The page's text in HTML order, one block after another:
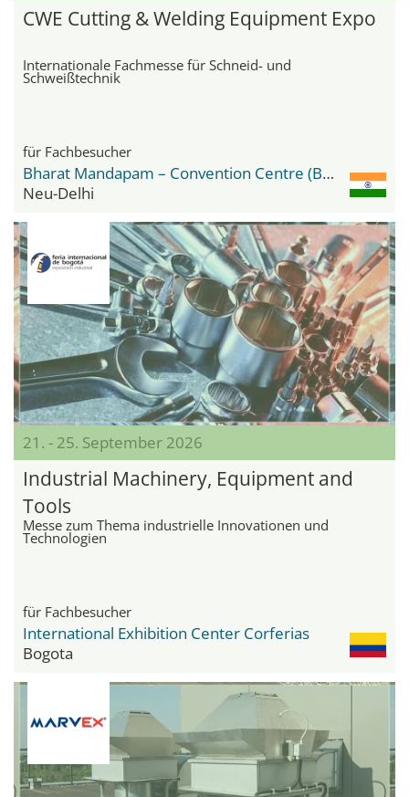
CWE Cutting & Welding Equipment Expo
Internationale Fachmesse für Schneid- und
Schweißtechnik
für Fachbesucher
Bharat Mandapam – Convention Centre (BMCC)
Neu-Delhi
21. - 25. September 2026
Industrial Machinery, Equipment and
Tools
Messe zum Thema industrielle Innovationen und
Technologien
für Fachbesucher
International Exhibition Center Corferias
Bogota